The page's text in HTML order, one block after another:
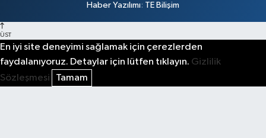
Haber Yazılımı: TE Bilişim
ÜST
En iyi site deneyimi sağlamak için çerezlerden
faydalanıyoruz. Detaylar için lütfen tıklayın. Gizlilik
Sözleşmesi
Tamam